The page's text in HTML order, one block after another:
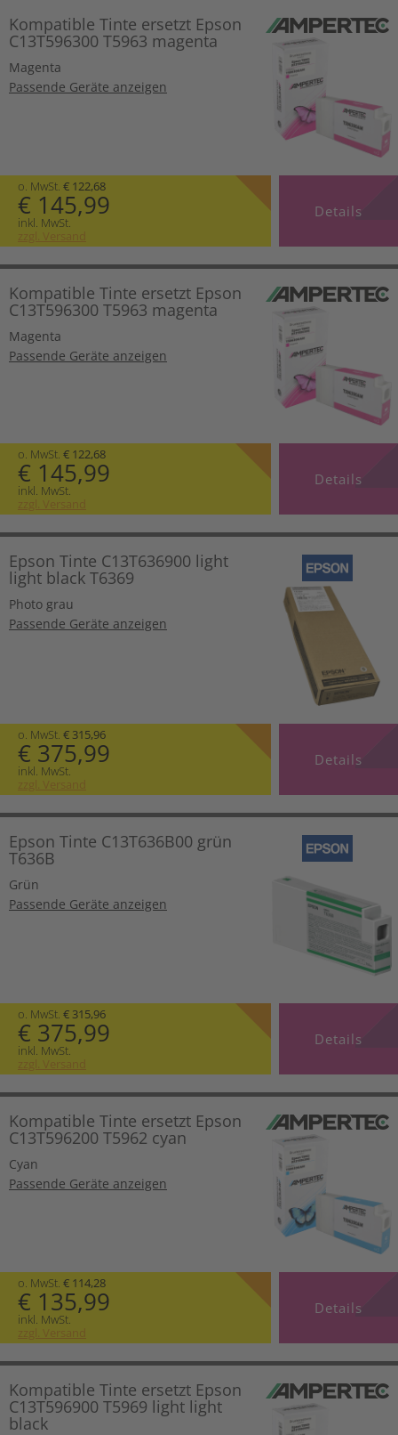
Kompatible Tinte ersetzt Epson
C13T596300 T5963 magenta
Magenta
Passende Geräte anzeigen
o. MwSt. € 122,68
€ 145,99
inkl. MwSt.
zzgl. Versand
Details
Kompatible Tinte ersetzt Epson
C13T596300 T5963 magenta
Magenta
Passende Geräte anzeigen
o. MwSt. € 122,68
€ 145,99
inkl. MwSt.
zzgl. Versand
Details
Epson Tinte C13T636900 light
light black T6369
Photo grau
Passende Geräte anzeigen
o. MwSt. € 315,96
€ 375,99
inkl. MwSt.
zzgl. Versand
Details
Epson Tinte C13T636B00 grün
T636B
Grün
Passende Geräte anzeigen
o. MwSt. € 315,96
€ 375,99
inkl. MwSt.
zzgl. Versand
Details
Kompatible Tinte ersetzt Epson
C13T596200 T5962 cyan
Cyan
Passende Geräte anzeigen
o. MwSt. € 114,28
€ 135,99
inkl. MwSt.
zzgl. Versand
Details
Kompatible Tinte ersetzt Epson
C13T596900 T5969 light light
black